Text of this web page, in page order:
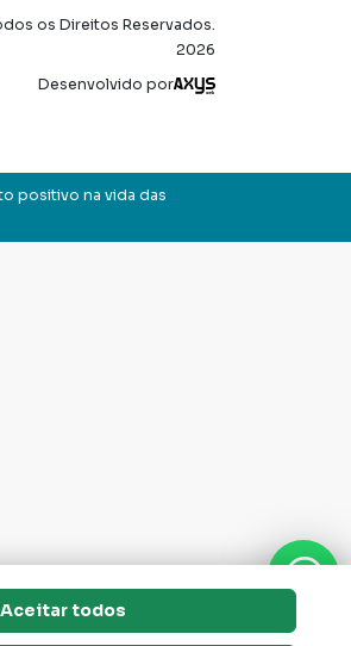
os Direitos Reservados.
2026
Desenvolvido por
Axysweb
positivo na vida das
Aceitar todos